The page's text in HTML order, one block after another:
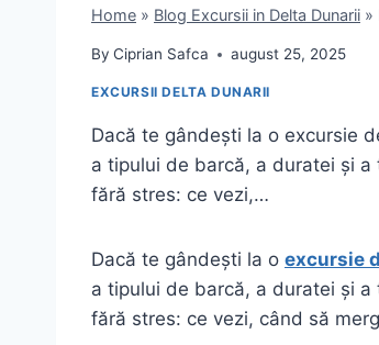
Home » Blog Excursii in Delta Dunarii »
By Ciprian Safca august 25, 2025
EXCURSII DELTA DUNARII
Dacă te gândești la o excursie
a tipului de barcă, a duratei și a
fără stres: ce vezi,…
Dacă te gândești la o excursie
a tipului de barcă, a duratei și a
fără stres: ce vezi, când să